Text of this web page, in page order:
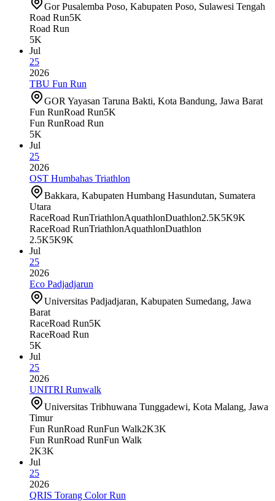
Gor Pusalemba Poso, Kabupaten Poso, Sulawesi Tengah
Road Run5K
Road Run
5K
Jul
25
2026
TBU Fun Run
GOR Yayasan Taruna Bakti, Kota Bandung, Jawa Barat
Fun RunRoad Run5K
Fun RunRoad Run
5K
Jul
25
2026
OST Humbahas Triathlon
Bakkara, Kabupaten Humbang Hasundutan, Sumatera
Utara
RaceRoad RunTriathlonAquathlonDuathlon2.5K5K9K
RaceRoad RunTriathlonAquathlonDuathlon
2.5K5K9K
Jul
25
2026
Eco Padjadjarun
Universitas Padjadjaran, Kabupaten Sumedang, Jawa
Barat
RaceRoad Run5K
RaceRoad Run
5K
Jul
25
2026
UNITRI Runwalk
Universitas Tribhuwana Tunggadewi, Kota Malang, Jawa
Timur
Fun RunRoad RunFun Walk2K3K
Fun RunRoad RunFun Walk
2K3K
Jul
25
2026
QRIS Torang Color Run